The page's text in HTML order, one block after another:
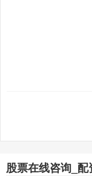
股票在线咨询_